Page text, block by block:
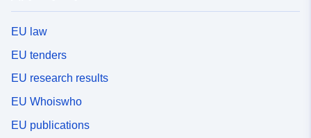
EU law
EU tenders
EU research results
EU Whoiswho
EU publications